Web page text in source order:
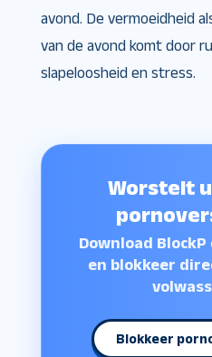
avond. De vermoeidheid
van de avond komt door
slapeloosheid en stress.
Worstelt
Download
en blokkeer
Blokkeer